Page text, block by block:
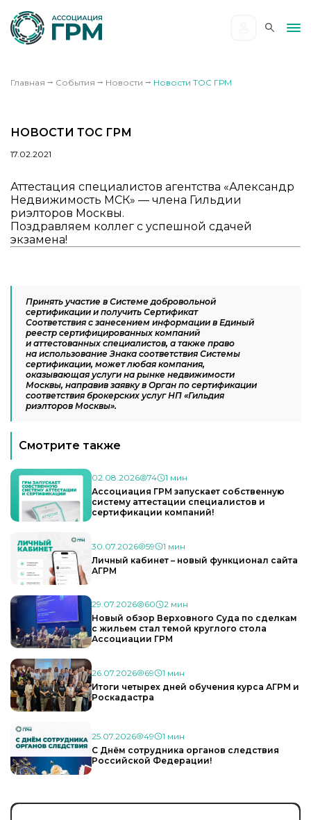
Главная ⭢ События ⭢ Новости ⭢ Новости ТОС ГРМ
НОВОСТИ ТОС ГРМ
17.02.2021
Аттестация специалистов агентства «Александр
Недвижимость МСК» — члена Гильдии
риэлторов Москвы.
Поздравляем коллег с успешной сдачей
экзамена!
Принять участие в Системе добровольной
сертификации и получить Сертификат
Соответствия с занесением информации в Единый
реестр сертифицированных компаний
и аттестованных специалистов, а также право
на использование Знака соответствия Системы
сертификации, может любая компания,
оказывающая услуги на рынке недвижимости
Москвы, направив заявкув Орган по сертификации
соответствия брокерских услуг НП «Гильдия
риэлторов Москвы».
Смотрите также
02.08.2026 74
1 мин
Ассоциация ГРМ запускает собственную
систему аттестации специалистов и
сертификации компаний!
30.07.2026 59
1 мин
Личный кабинет – новый функционал сайта
АГРМ
29.07.2026 60
2 мин
Новый обзор Верховного Суда по сделкам
с жильем стал темой круглого стола
Ассоциации ГРМ
26.07.2026 69
1 мин
Итоги четырех дней обучения курса АГРМ и
Роскадастра
25.07.2026 49
1 мин
С Днём сотрудника органов следствия
Российской Федерации!